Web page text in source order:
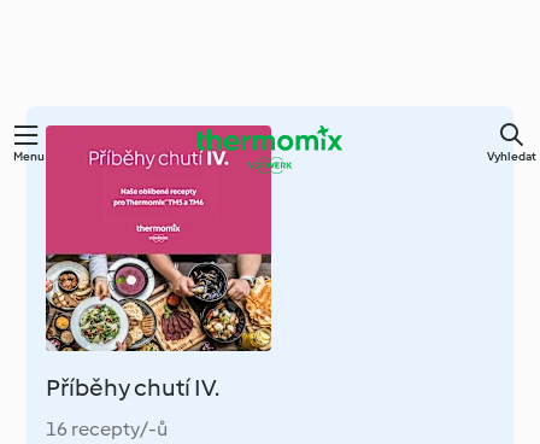
Přejít
Menu Vyhledat
Příběhy chutí IV.
16 recepty/-ů